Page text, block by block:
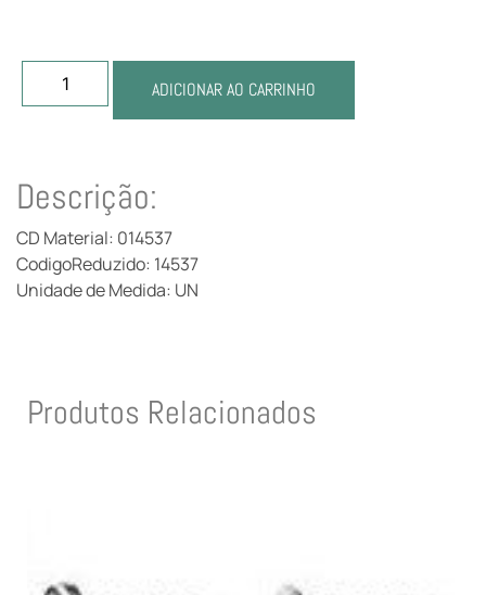
ADICIONAR AO CARRINHO
Descrição:
CD Material: 014537
CodigoReduzido: 14537
Unidade de Medida: UN
Produtos Relacionados